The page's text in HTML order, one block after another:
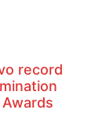
record